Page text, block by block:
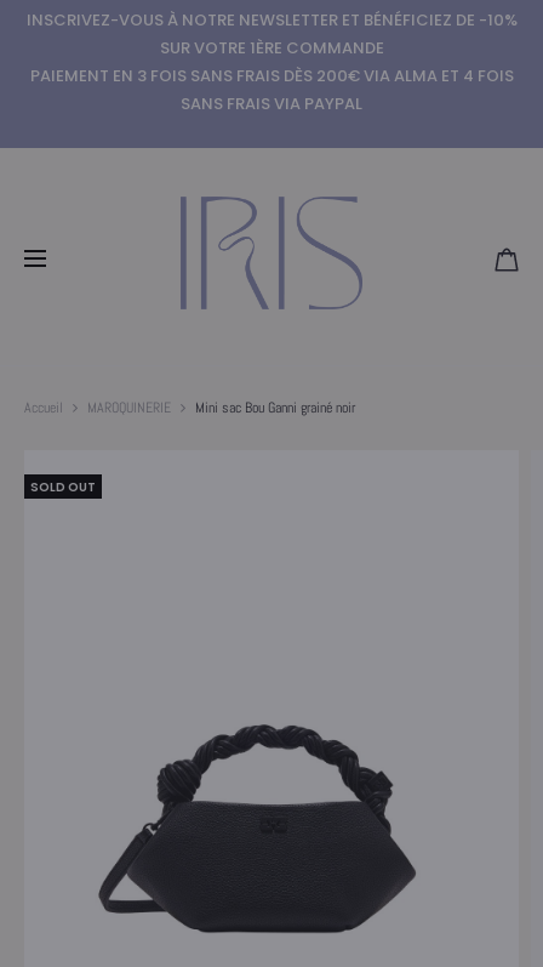
INSCRIVEZ-VOUS À NOTRE NEWSLETTER ET BÉNÉFICIEZ DE -10%
SUR VOTRE 1ÈRE COMMANDE
PAIEMENT EN 3 FOIS SANS FRAIS DÈS 200€ VIA ALMA ET 4 FOIS
SANS FRAIS VIA PAYPAL
Accueil MAROQUINERIE Mini sac Bou Ganni grainé noir
SOLD OUT